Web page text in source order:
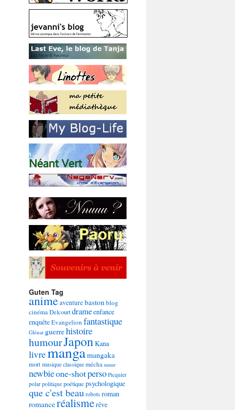
Guten Tag
animeaventurebaston blog
cinémaDelcourtdrameenfance
enquêteEvangelion fantastique
Glénat guerrehistoire
humourJapon Kana
livremangamangaka
mortmusique classiquemécha nanar
newbieone-shotperso Picquier
polar politique poétique psychologique
que c'est beaurobotsroman
romanceréalismerêve